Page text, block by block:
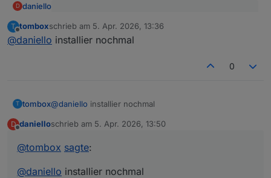
D daniello
@danielloGitHub version hat das jetzt
Hmm .. zeigt bei beiden "false" an
T
Offline
tomboxschrieb am 5. Apr. 2026, 13:36
zuletzt editiert von
@daniello installier nochmal
0
T tombox@daniello installier nochmal
D danielloschrieb am 5. Apr. 2026, 13:50
zuletzt editiert von
@tombox sagte:
@daniello installier nochmal